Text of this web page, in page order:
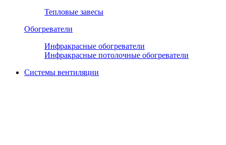
Тепловые завесы
Обогреватели
Инфракрасные обогреватели
Инфракрасные потолочные обогреватели
Системы вентиляции